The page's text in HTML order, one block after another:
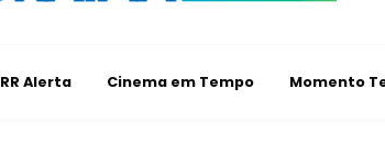
RR Alerta Cinema em Tempo Momento